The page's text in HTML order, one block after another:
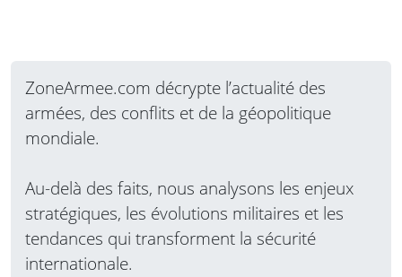
ZoneArmee.com décrypte l’actualité des
armées, des conflits et de la géopolitique
mondiale.
Au-delà des faits, nous analysons les enjeux
stratégiques, les évolutions militaires et les
tendances qui transforment la sécurité
internationale.